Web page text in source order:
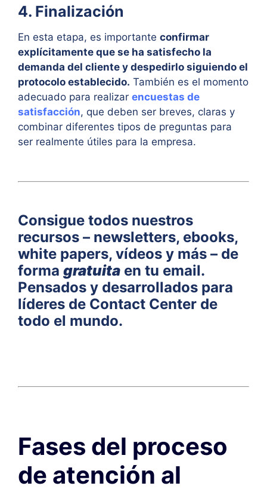
4. Finalización
En esta etapa, es importante confirmar
explícitamente que se ha satisfecho la
demanda del cliente y despedirlo siguiendo el
protocolo establecido. También es el momento
adecuado para realizar encuestas de
satisfacción, que deben ser breves, claras y
combinar diferentes tipos de preguntas para
ser realmente útiles para la empresa.
Consigue todos nuestros
recursos – newsletters, ebooks,
white papers, vídeos y más – de
forma gratuita en tu email.
Pensados y desarrollados para
líderes de Contact Center de
todo el mundo.
Fases del proceso
de atención al